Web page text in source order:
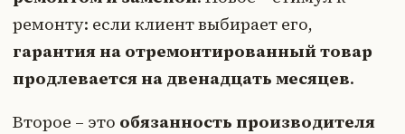
ремонту: если клиент выбирает его,
гарантия на отремонтированный товар
продлевается на двенадцать месяцев.
Второе – это обязанность производителя